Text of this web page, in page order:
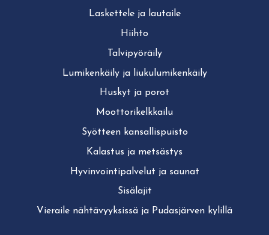
Laskettele ja lautaile
Hiihto
Tal­vi­pyö­räi­ly
Lu­mi­ken­käi­ly ja liu­ku­lu­mi­ken­käi­ly
Huskyt ja porot
Moot­to­ri­kelk­kai­lu
Syötteen kan­sal­lis­puis­to
Kalastus ja metsästys
Hy­vin­voin­ti­pal­ve­lut ja saunat
Sisälajit
Vieraile näh­tä­vyyk­sis­sä ja Pudasjärven kylillä